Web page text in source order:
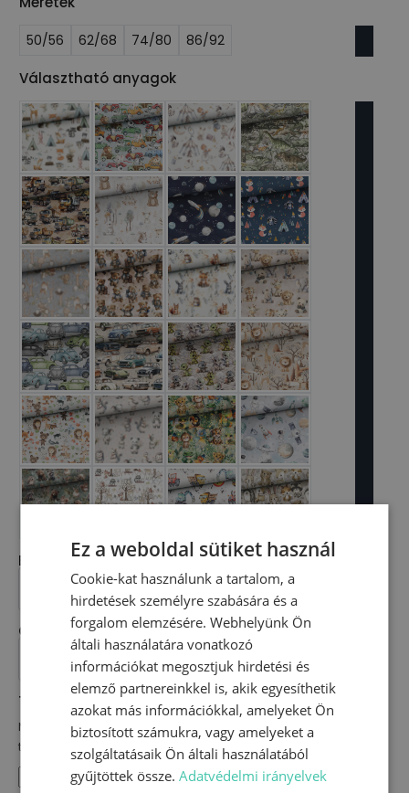
50/56 62/68 74/80 86/92
Választható anyagok
Extra bélés
Cipzár elhelyezkedése
Termékkel kapcsolatos megjegyzés
Módosítást vagy bármilyen változtatást szeretnél a
termékkel kapcsolatban írd le részünkre és elkészítjük.
Ez a weboldal sütiket használ
Cookie-kat használunk a tartalom, a
hirdetések személyre szabására és a
forgalom elemzésére. Webhelyünk Ön
általi használatára vonatkozó
információkat megosztjuk hirdetési és
elemző partnereinkkel is, akik egyesíthetik
azokat más információkkal, amelyeket Ön
biztosított számukra, vagy amelyeket a
szolgáltatásaik Ön általi használatából
gyűjtöttek össze.Adatvédelmi irányelvek